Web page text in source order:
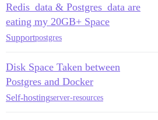
Redis_data & Postgres_data are
eating my 20GB+ Space
Supportpostgres
Disk Space Taken between
Postgres and Docker
Self-hostingserver-resources